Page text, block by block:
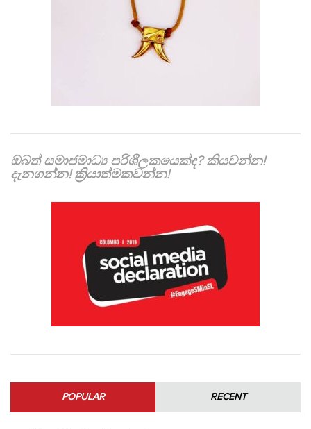
ඔබත් සමාජමාධ්‍ය පරිශීලකයෙක්ද? කියවන්න!
දැනගන්න! ක්‍රියාත්මකවන්න!
POPULAR RECENT